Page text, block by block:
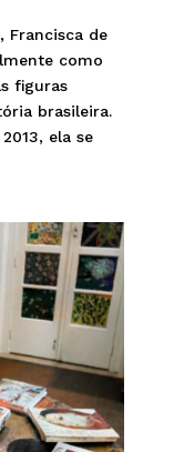
Francisca de
como
figuras
brasileira.
ela se